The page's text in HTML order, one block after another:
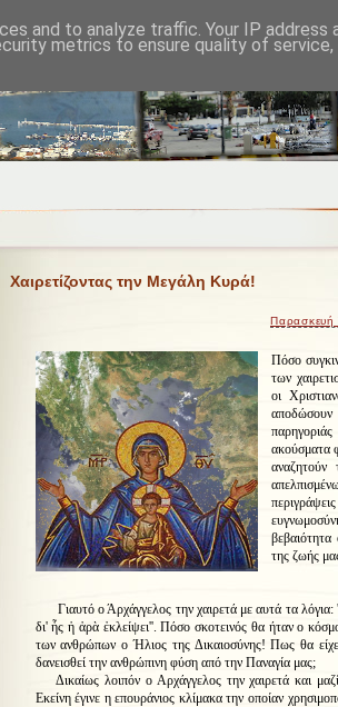
Χαιρετίζοντας την Μεγάλη Κυρά!
Παρασκευή
Πόσο
των
οι
ακούσματα
της ζωής
Γιαυτό ο Άρχάγγελος την χαιρετά με αυτά τα λόγια:
δι' ἧς ἡ ἀρὰ ἐκλείψει''. Πόσο σκοτεινός θα ήταν ο
των ανθρώπων ο Ήλιος της Δικαιοσύνης! Πως θα
δανεισθεί την ανθρώπινη φύση από την Παναγία μας;
Δικαίως λοιπόν ο Αρχάγγελος την χαιρετά και
Εκείνη έγινε η επουράνιος κλίμακα την οποίαν
and to analyze traffic. Your IP address
metrics to ensure quality of service,